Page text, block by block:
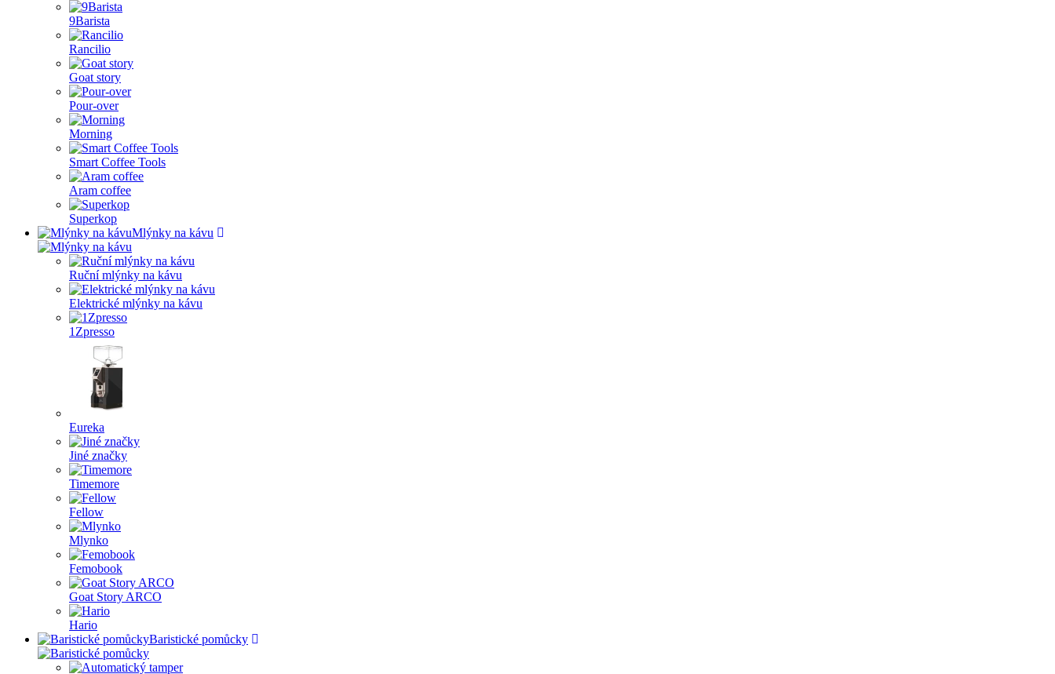
9Barista
Rancilio
Goat story
Pour-over
Morning
Smart Coffee Tools
Aram coffee
Superkop
Mlýnky na kávu
Ruční mlýnky na kávu
Elektrické mlýnky na kávu
1Zpresso
Eureka
Jiné značky
Timemore
Fellow
Mlynko
Femobook
Goat Story ARCO
Hario
Baristické pomůcky